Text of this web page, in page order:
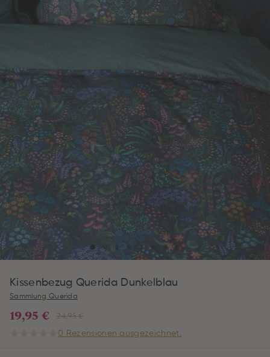
Kissenbezug Querida Dunkelblau
Sammlung Querida
24,95 €
19,95 €
0 Rezensionen ausgezeichnet.